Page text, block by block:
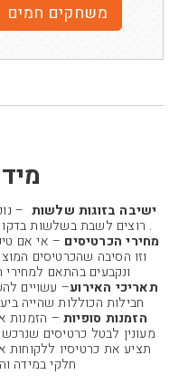
משחקים חמים
ישיבה בזוגות שלשות –
. רוצים לשבת בשלשות בדקו
מחירי הכרטיסים – אי אם
וזו הסיבה שהכרטיסים
ונקבעים בהתאם למחירי
תאריכי האירוע– עשויים
חבילות הכוללות שהייה
הזמנות סופיות– הזמנות
מעונין לבטל כרטיסים
תציע את כרטיסיו ללקוחות
חלקי במידה